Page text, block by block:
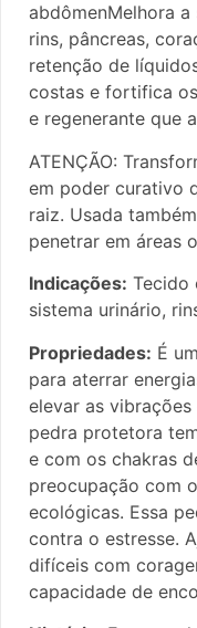
abdômenMelhora a
rins, pâncreas,
retenção de
costas e fortifica
e regenerante que
ATENÇÃO:
em poder curativo
raiz. Usada
penetrar em áreas
Indicações: Tecido
sistema urinário,
Propriedades: É
para aterrar
elevar as
pedra protetora
e com os chakras
preocupação com
ecológicas. Essa
contra o estresse.
difíceis com
capacidade de